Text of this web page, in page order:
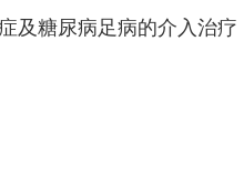
及糖尿病足病的介入治疗